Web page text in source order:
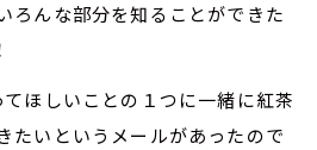
ろんな部分を知ることができた
てほしいことの１つに一緒に紅茶
たいというメールがあったので